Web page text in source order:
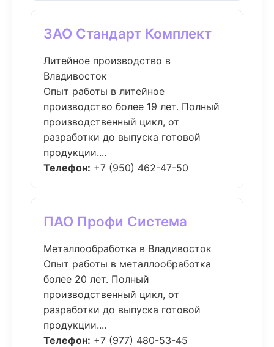
ЗАО Стандарт Комплект
Литейное производство в
Владивосток
Опыт работы в литейное
производство более 19 лет. Полный
производственный цикл, от
разработки до выпуска готовой
продукции....
Телефон: +7 (950) 462-47-50
ПАО Профи Система
Металлообработка в Владивосток
Опыт работы в металлообработка
более 20 лет. Полный
производственный цикл, от
разработки до выпуска готовой
продукции....
Телефон: +7 (977) 480-53-45